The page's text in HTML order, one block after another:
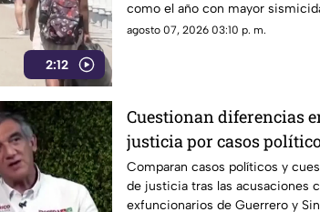
2:12
como el año con mayor
cinco años y encendiendo las
agosto 07, 2026 03:10 p. m.
Cuestionan diferencias
justicia por casos
y Sinaloa
Comparan casos políticos y
de justicia tras las acusaciones
exfuncionarios de Guerrero y